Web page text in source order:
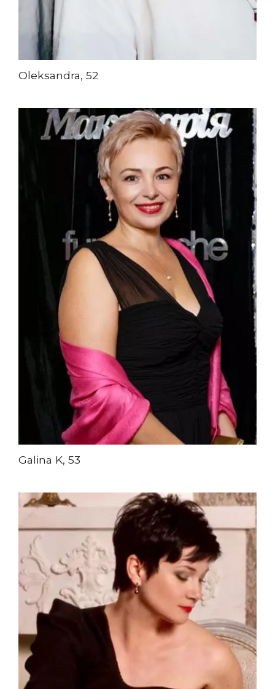
Oleksandra, 52
Galina K, 53